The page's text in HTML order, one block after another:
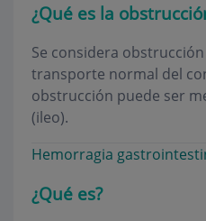
¿Qué es la
Se considera
transporte normal del
obstrucción puede ser
(ileo).
Hemorragia
¿Qué es?